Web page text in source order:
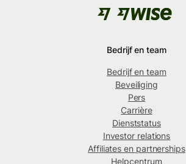
Bedrijf en team
Bedrijf en team
Beveiliging
Pers
Carrière
Dienststatus
Investor relations
Affiliates en partnerships
Helpcentrum